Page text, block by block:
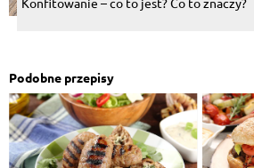
Podobne przepisy